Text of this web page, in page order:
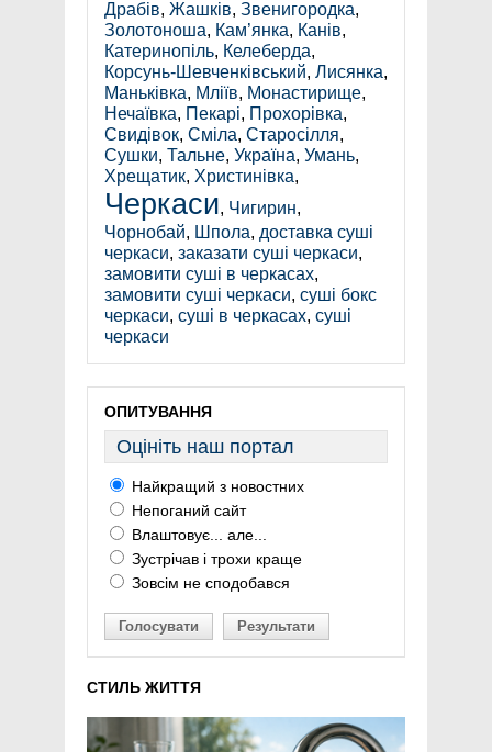
Драбів, Жашків, Звенигородка,
Золотоноша, Кам’янка, Канів,
Катеринопіль, Келеберда,
Корсунь-Шевченківський, Лисянка,
Маньківка, Мліїв, Монастирище,
Нечаївка, Пекарі, Прохорівка,
Свидівок, Сміла, Старосілля,
Сушки, Тальне, Україна, Умань,
Хрещатик, Христинівка,
Черкаси, Чигирин,
Чорнобай, Шпола, доставка суші
черкаси, заказати суші черкаси,
замовити суші в черкасах,
замовити суші черкаси, суші бокс
черкаси, суші в черкасах, суші
черкаси
ОПИТУВАННЯ
Оцініть наш портал
Найкращий з новостних
Непоганий сайт
Влаштовує... але...
Зустрічав і трохи краще
Зовсім не сподобався
Голосувати Результати
СТИЛЬ ЖИТТЯ